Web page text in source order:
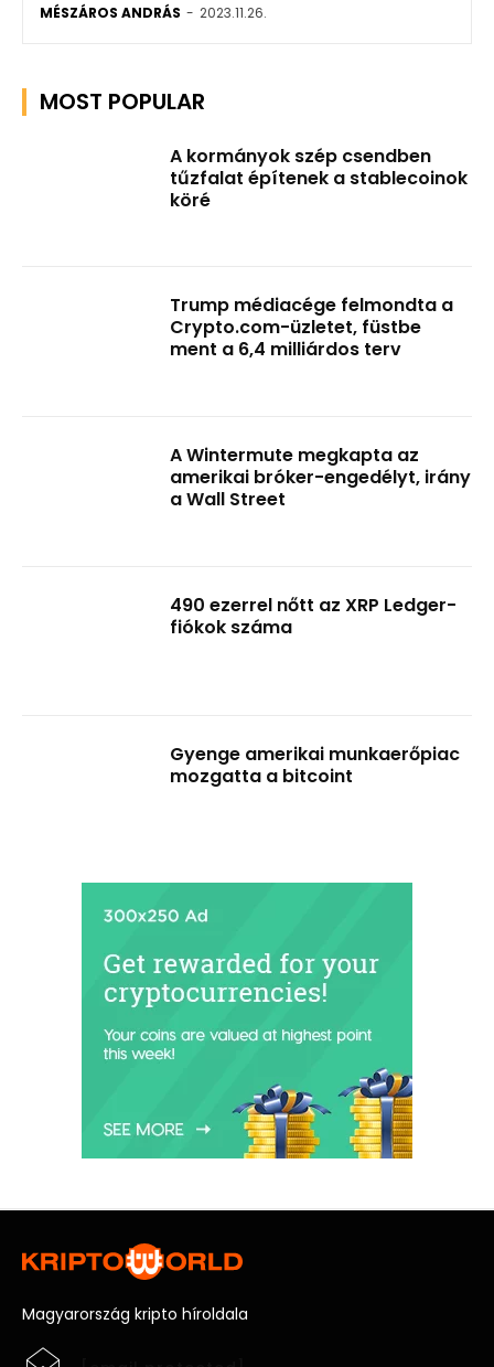
MÉSZÁROS ANDRÁS - 2023.11.26.
MOST POPULAR
A kormányok szép csendben
tűzfalat építenek a stablecoinok
köré
Trump médiacége felmondta a
Crypto.com-üzletet, füstbe
ment a 6,4 milliárdos terv
A Wintermute megkapta az
amerikai bróker-engedélyt, irány
a Wall Street
490 ezerrel nőtt az XRP Ledger-
fiókok száma
Gyenge amerikai munkaerőpiac
mozgatta a bitcoint
Magyarország kripto híroldala